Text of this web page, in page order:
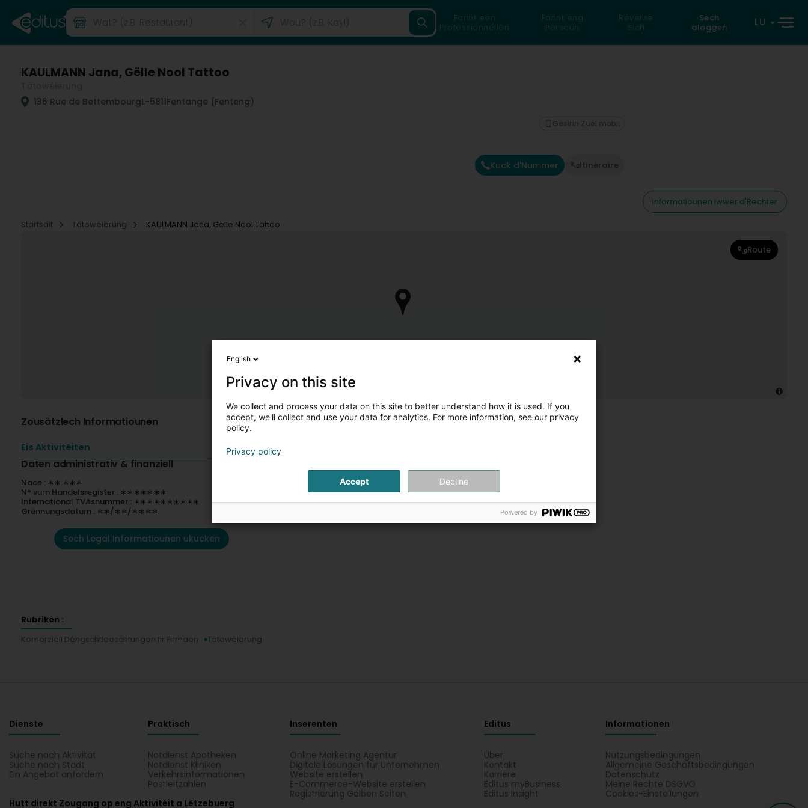
Fannt een
Professionnellen
Fannt eng
Persoun
Reverse
Sich
Sech
aloggen
LU
KAULMANN Jana, Gëlle Nool Tattoo
136 Rue de BettembourgL-5811Fentange (Fenteng)
Kuck d'Nummer Itinéraire
Gesinn Zuel mobil
Informatiounen iwwer d'Rechter
Startsäit
Tätowéierung KAULMANN Jana, Gëlle Nool Tattoo
Route
Zousätzlech Informatiounen
Eis Aktivitéiten
Daten administrativ & finanziell
Nace : ∗∗.∗∗∗
N° vum Handelsregister : ∗∗∗∗∗∗∗
International TVAsnummer : ∗∗∗∗∗∗∗∗∗∗
Grënnungsdatum : ∗∗/∗∗/∗∗∗∗
Sech Legal Informatiounen ukucken
Rubriken :
Komerziell Déngschtleeschtungen fir Firmaen
Tätowéierung
Dienste
Suche nach Aktivität
Suche nach Stadt
Ein Angebot anfordern
Praktisch
Notdienst Apotheken
Notdienst Kliniken
Verkehrsinformationen
Postleitzahlen
Inserenten
Online Marketing Agentur
Digitale Lösungen für Unternehmen
Website erstellen
E-Commerce-Website erstellen
Registrierung Gelben Seiten
Editus
Über
Kontakt
Karriere
Editus myBusiness
Editus Insight
Informationen
Nutzungsbedingungen
Allgemeine Geschäftsbedingungen
Datenschutz
Meine Rechte DSGVO
Cookies-Einstellungen
Hutt direkt Zougang op eng Aktivitéit a Lëtzebuerg
English
Privacy on this site
We collect and process your data on this site to better understand how it is used. If you
accept, we'll collect and use your data for analytics. For more information, see our privacy
policy.
Privacy policy
Accept Decline
Powered by